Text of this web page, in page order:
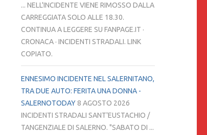
DOMANDE,
APPELLI,
... NELL'INCIDENTE VIENE RIMOSSO DALLA
CARREGGIATA SOLO ALLE 18.30.
CONTINUA A LEGGERE SU FANPAGE.IT ·
CRONACA · INCIDENTI STRADALI. LINK
COPIATO.
ENNESIMO INCIDENTE NEL SALERNITANO,
TRA DUE AUTO: FERITA UNA DONNA -
SALERNOTODAY 8 AGOSTO 2026
INCIDENTI STRADALI SANT'EUSTACHIO /
TANGENZIALE DI SALERNO. "SABATO DI ...